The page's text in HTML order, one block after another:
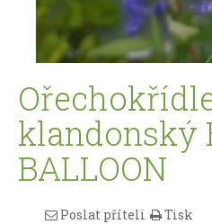
klandonský
BALLOON
Poslat příteli Tisk